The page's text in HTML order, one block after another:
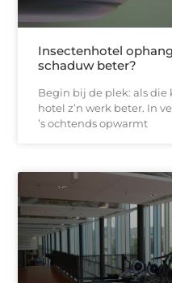
Insectenhotel
schaduw beter?
Begin bij de plek: als
hotel z’n werk beter. In
’s ochtends opwarmt